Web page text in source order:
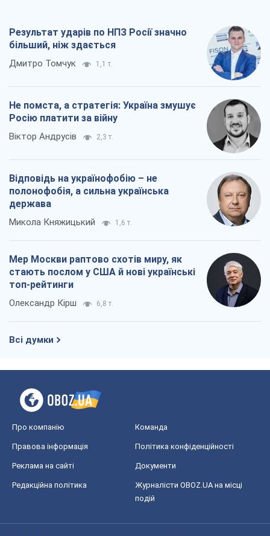
Результат ударів по НПЗ Росії значно
більший, ніж здається
Дмитро Томчук 1,1 т.
Не помста, а стратегія: Україна змушує
Росію платити за війну
Віктор Андрусів 2,3 т.
Відповідь на українофобію – не
полонофобія, а сильна українська
держава
Микола Княжицький 1,6 т.
Мер Москви раптово схотів миру, як
стають послом у США й нові українські
топ-рейтинги
Олександр Кірш 6,8 т.
Всі думки
Про компанію Команда
Правова інформація Політика конфіденційності
Реклама на сайті Документи
Редакційна політика
Журналісти OBOZ.UA на місці
подій